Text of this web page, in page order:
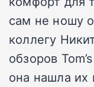
сам не ношу
коллегу
обзоров
она нашла